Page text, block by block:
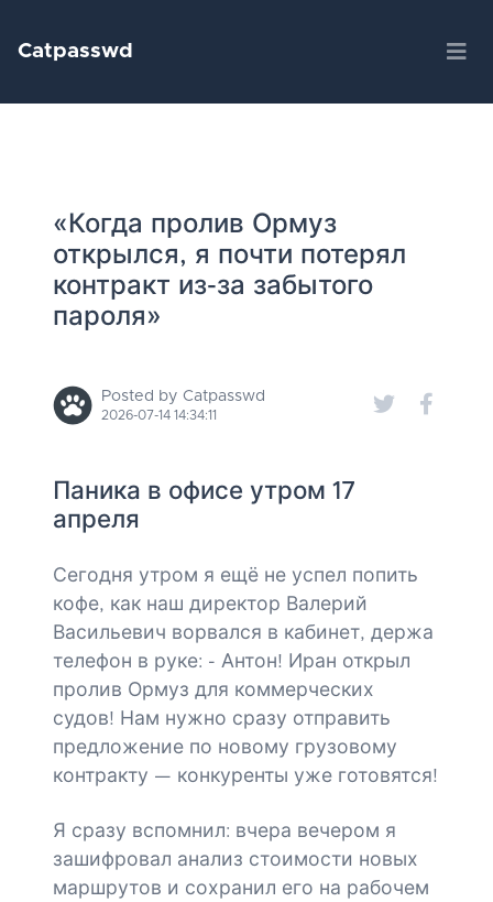
Catpasswd
«Когда пролив Ормуз
открылся, я почти потерял
контракт из-за забытого
пароля»
Posted by Catpasswd
2026-07-14 14:34:11
Паника в офисе утром 17
апреля
Сегодня утром я ещё не успел попить
кофе, как наш директор Валерий
Васильевич ворвался в кабинет, держа
телефон в руке: - Антон! Иран открыл
пролив Ормуз для коммерческих
судов! Нам нужно сразу отправить
предложение по новому грузовому
контракту — конкуренты уже готовятся!
Я сразу вспомнил: вчера вечером я
зашифровал анализ стоимости новых
маршрутов и сохранил его на рабочем